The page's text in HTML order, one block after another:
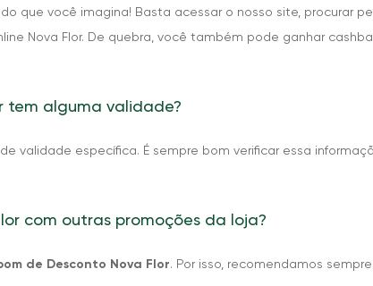
que você imagina! Basta acessar o nosso site, procurar
Nova Flor. De quebra, você também pode ganhar
tem alguma validade?
validade específica. É sempre bom verificar essa
com outras promoções da loja?
de Desconto Nova Flor. Por isso, recomendamos